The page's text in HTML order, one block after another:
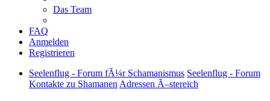
Das Team
FAQ
Anmelden
Registrieren
Seelenflug - Forum fÃ¼r Schamanismus Seelenflug - Forum
Kontakte zu ShamanenAdressen Ã–stereich